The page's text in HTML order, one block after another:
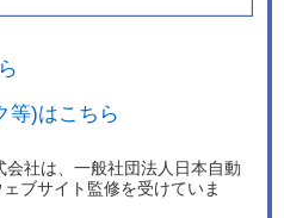
等)はこちら
会社は、一般社団法人日本自動
ブサイト監修を受けていま